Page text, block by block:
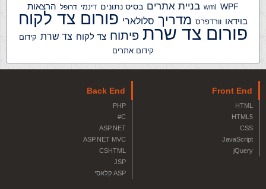
wml WPF בניית אתרים בסיס נתונים דינמי דרופל הרצאות
בוידאו וורדפרס מדריך סלולארי פורום צד לקוח
פורום צד שרת פיתוח צד לקוח צד שרת קידום
קידום אתרים
Front End
HTML
HTML5
CSS
JavaScript
jQuery
Back End
PHP
C#
ASP.NET
ASP.NET MVC
CSHTML
JSP
ASP קלאסי